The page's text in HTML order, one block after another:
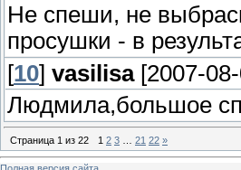
Не спеши, не
просушки - в
[10] vasilisa[2007-
Людмила,большое
Страница 1 из 22 1 2 3 21 22 »